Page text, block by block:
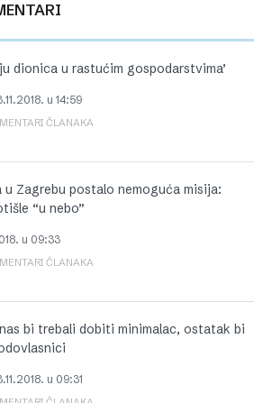
dionica u rastućim gospodarstvima’
u 14:59
ČLANAKA
u Zagrebu postalo nemoguća misija:
“u nebo”
u 09:33
ČLANAKA
bi trebali dobiti minimalac, ostatak bi
u 09:31